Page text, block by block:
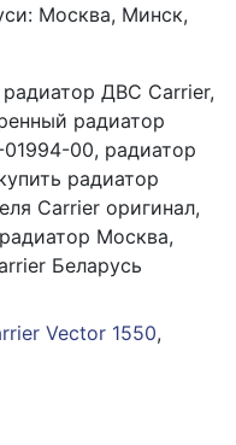
Москва, Минск,
ДВС Carrier,
радиатор
00, радиатор
радиатор
Carrier оригинал,
Москва,
Беларусь
Vector 1550,